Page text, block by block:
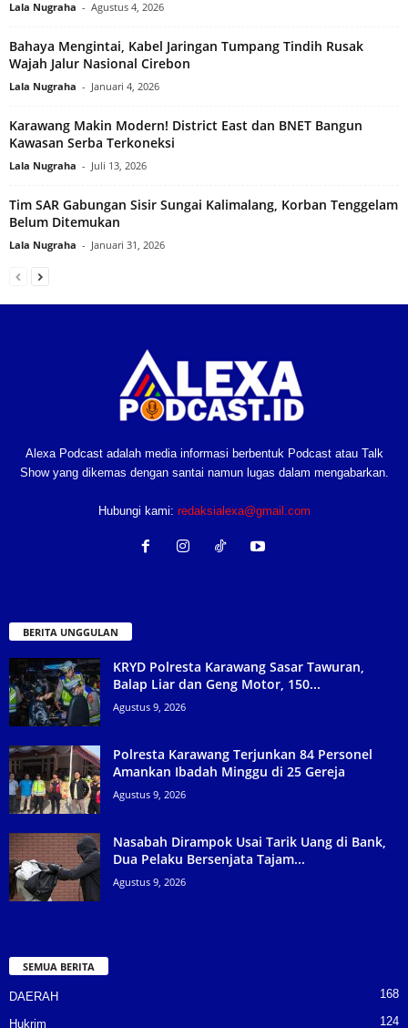
Lala Nugraha - Agustus 4, 2026
Bahaya Mengintai, Kabel Jaringan Tumpang Tindih Rusak
Wajah Jalur Nasional Cirebon
Lala Nugraha - Januari 4, 2026
Karawang Makin Modern! District East dan BNET Bangun
Kawasan Serba Terkoneksi
Lala Nugraha - Juli 13, 2026
Tim SAR Gabungan Sisir Sungai Kalimalang, Korban Tenggelam
Belum Ditemukan
Lala Nugraha - Januari 31, 2026
Alexa Podcast adalah media informasi berbentuk Podcast atau Talk
Show yang dikemas dengan santai namun lugas dalam mengabarkan.
Hubungi kami: redaksialexa@gmail.com
BERITA UNGGULAN
KRYD Polresta Karawang Sasar Tawuran,
Balap Liar dan Geng Motor, 150...
Agustus 9, 2026
Polresta Karawang Terjunkan 84 Personel
Amankan Ibadah Minggu di 25 Gereja
Agustus 9, 2026
Nasabah Dirampok Usai Tarik Uang di Bank,
Dua Pelaku Bersenjata Tajam...
Agustus 9, 2026
SEMUA BERITA
DAERAH 168
Hukrim 124